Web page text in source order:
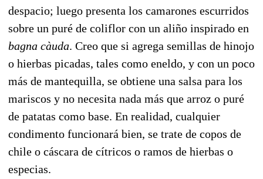
despacio; luego presenta los camarones escurridos
sobre un puré de coliflor con un aliño inspirado en
bagna càuda. Creo que si agrega semillas de hinojo
o hierbas picadas, tales como eneldo, y con un poco
más de mantequilla, se obtiene una salsa para los
mariscos y no necesita nada más que arroz o puré
de patatas como base. En realidad, cualquier
condimento funcionará bien, se trate de copos de
chile o cáscara de cítricos o ramos de hierbas o
especias.